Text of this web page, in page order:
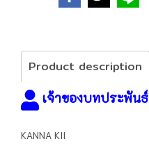
Product description
เจ้าของบทประพันธ์
KANNA KII